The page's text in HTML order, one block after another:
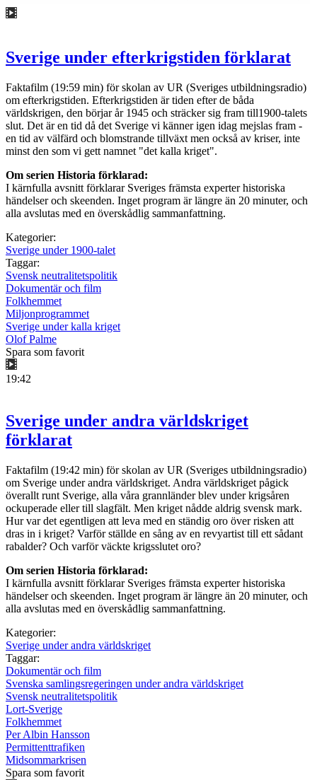
Sverige under efterkrigstiden förklarat
Faktafilm (19:59 min) för skolan av UR (Sveriges utbildningsradio)
om efterkrigstiden. Efterkrigstiden är tiden efter de båda
världskrigen, den börjar år 1945 och sträcker sig fram till1900-talets
slut. Det är en tid då det Sverige vi känner igen idag mejslas fram -
en tid av välfärd och blomstrande tillväxt men också av kriser, inte
minst den som vi gett namnet "det kalla kriget".
Om serien Historia förklarad:
I kärnfulla avsnitt förklarar Sveriges främsta experter historiska
händelser och skeenden. Inget program är längre än 20 minuter, och
alla avslutas med en överskådlig sammanfattning.
Kategorier:
Sverige under 1900-talet
Taggar:
Svensk neutralitetspolitik
Dokumentär och film
Folkhemmet
Miljonprogrammet
Sverige under kalla kriget
Olof Palme
Spara som favorit
19:42
Sverige under andra världskriget
förklarat
Faktafilm (19:42 min) för skolan av UR (Sveriges utbildningsradio)
om Sverige under andra världskriget. Andra världskriget pågick
överallt runt Sverige, alla våra grannländer blev under krigsåren
ockuperade eller till slagfält. Men kriget nådde aldrig svensk mark.
Hur var det egentligen att leva med en ständig oro över risken att
dras in i kriget? Varför ställde en sång av en revyartist till ett sådant
rabalder? Och varför väckte krigsslutet oro?
Om serien Historia förklarad:
I kärnfulla avsnitt förklarar Sveriges främsta experter historiska
händelser och skeenden. Inget program är längre än 20 minuter, och
alla avslutas med en överskådlig sammanfattning.
Kategorier:
Sverige under andra världskriget
Taggar:
Dokumentär och film
Svenska samlingsregeringen under andra världskriget
Svensk neutralitetspolitik
Lort-Sverige
Folkhemmet
Per Albin Hansson
Permittenttrafiken
Midsommarkrisen
Spara som favorit